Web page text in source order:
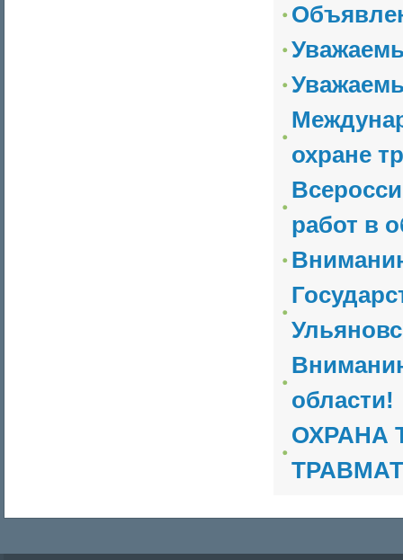
охране
работ в
области!
ОХРАНА